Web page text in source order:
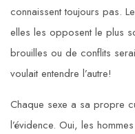
connaissent toujours pas.
elles les opposent le plus
brouilles ou de conflits
voulait entendre l’autre!
Chaque sexe a sa propre
l’évidence. Oui, les